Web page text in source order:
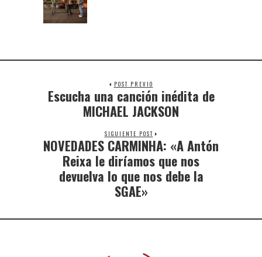
POST PREVIO
Escucha una canción inédita de
MICHAEL JACKSON
SIGUIENTE POST
NOVEDADES CARMINHA: «A Antón
Reixa le diríamos que nos
devuelva lo que nos debe la
SGAE»